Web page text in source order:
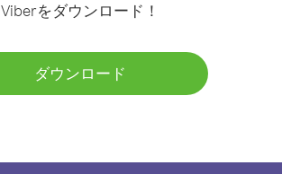
Viberをダウンロード！
ダウンロード